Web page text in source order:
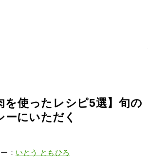
を使ったレシピ5選】旬の
ーにいただく
： いとう ともひろ